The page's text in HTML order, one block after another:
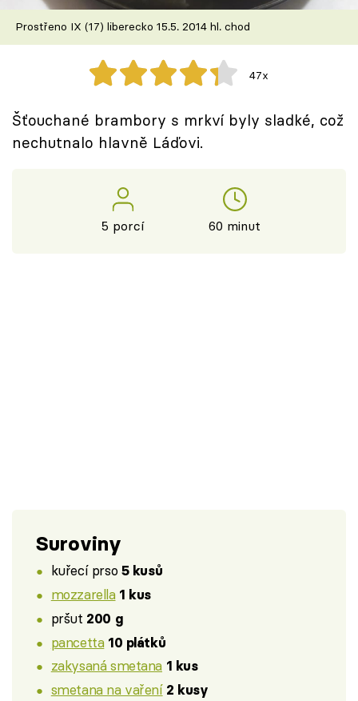
Škola vaření
Recepty z TV
Speciál: Cuketa
Těhotnej kuchař
Přihlášení
Prostřeno IX (17) liberecko 15.5. 2014 hl. chod
47x
Šťouchané brambory s mrkví byly sladké, což
nechutnalo hlavně Láďovi.
5 porcí 60 minut
Suroviny
kuřecí prso 5 kusů
mozzarella 1 kus
pršut 200 g
pancetta 10 plátků
zakysaná smetana 1 kus
smetana na vaření 2 kusy